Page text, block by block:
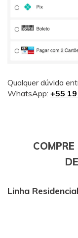
Qualquer dúvida
WhatsApp: +55
Linha